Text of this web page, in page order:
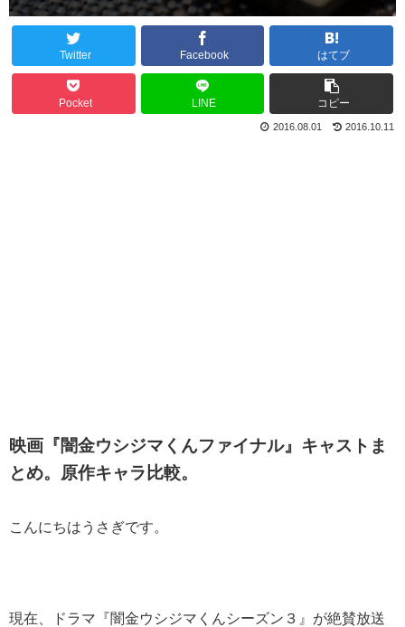
Twitter Facebook はてブ
Pocket LINE コピー
2016.10.11
2016.08.01
映画『闇金ウシジマくんファイナル』キャストま
とめ。原作キャラ比較。
こんにちはうさぎです。
現在、ドラマ『闇金ウシジマくんシーズン３』が絶賛放送